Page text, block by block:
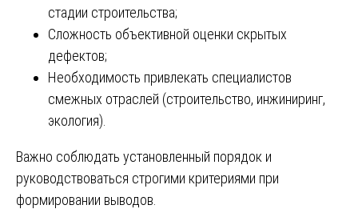
стадии строительства;
Сложность объективной оценки скрытых
дефектов;
Необходимость привлекать специалистов
смежных отраслей (строительство, инжиниринг,
экология).
Важно соблюдать установленный порядок и
руководствоваться строгими критериями при
формировании выводов.